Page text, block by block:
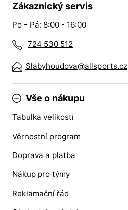
Zákaznický servis
Po - Pá: 8:00 - 16:00
724 530 512
Slabyhoudova@allsports.cz
Vše o nákupu
Tabulka velikostí
Věrnostní program
Doprava a platba
Nákup pro týmy
Reklamační řád